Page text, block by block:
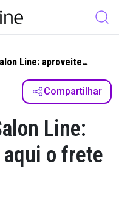
Line: aproveite
é grátis!
Compartilhar
Line:
o frete